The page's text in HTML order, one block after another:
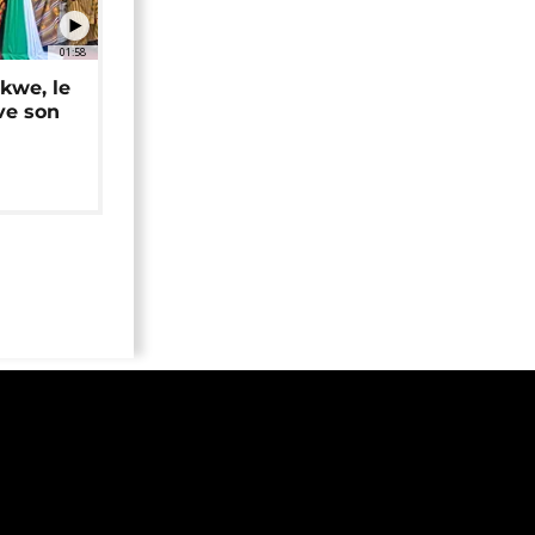
01:58
le
son